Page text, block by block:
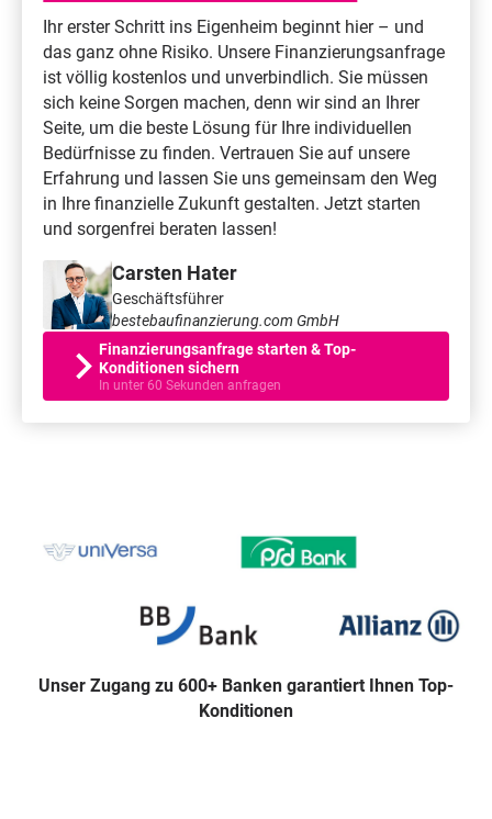
Ihr erster Schritt ins Eigenheim beginnt hier – und
das ganz ohne Risiko. Unsere Finanzierungsanfrage
ist völlig kostenlos und unverbindlich. Sie müssen
sich keine Sorgen machen, denn wir sind an Ihrer
Seite, um die beste Lösung für Ihre individuellen
Bedürfnisse zu finden. Vertrauen Sie auf unsere
Erfahrung und lassen Sie uns gemeinsam den Weg
in Ihre finanzielle Zukunft gestalten. Jetzt starten
und sorgenfrei beraten lassen!
Carsten Hater
Geschäftsführer
bestebaufinanzierung.com GmbH
Finanzierungsanfrage starten & Top-
Konditionen sichern
In unter 60 Sekunden anfragen
Unser Zugang zu 600+ Banken garantiert Ihnen Top-
Konditionen